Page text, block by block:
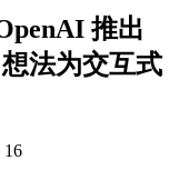
推出
法为交互式
16